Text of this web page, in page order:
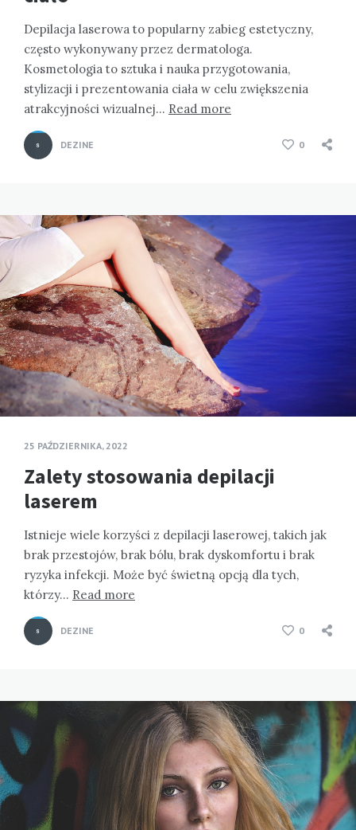
Depilacja laserowa to popularny zabieg estetyczny,
często wykonywany przez dermatologa.
Kosmetologia to sztuka i nauka przygotowania,
stylizacji i prezentowania ciała w celu zwiększenia
atrakcyjności wizualnej… Read more
DEZINE 0
25 PAŹDZIERNIKA, 2022
Zalety stosowania depilacji
laserem
Istnieje wiele korzyści z depilacji laserowej, takich jak
brak przestojów, brak bólu, brak dyskomfortu i brak
ryzyka infekcji. Może być świetną opcją dla tych,
którzy… Read more
DEZINE 0